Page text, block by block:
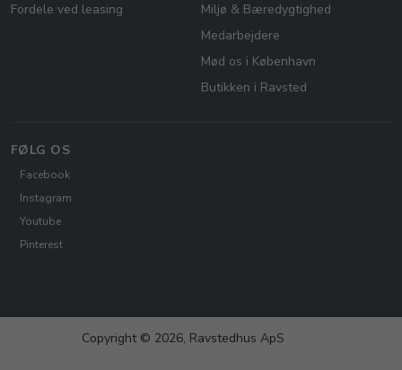
Fordele ved leasing
Miljø & Bæredygtighed
Medarbejdere
Mød os i København
Butikken i Ravsted
FØLG OS
Facebook
Instagram
Youtube
Pinterest
Copyright © 2026, Ravstedhus ApS